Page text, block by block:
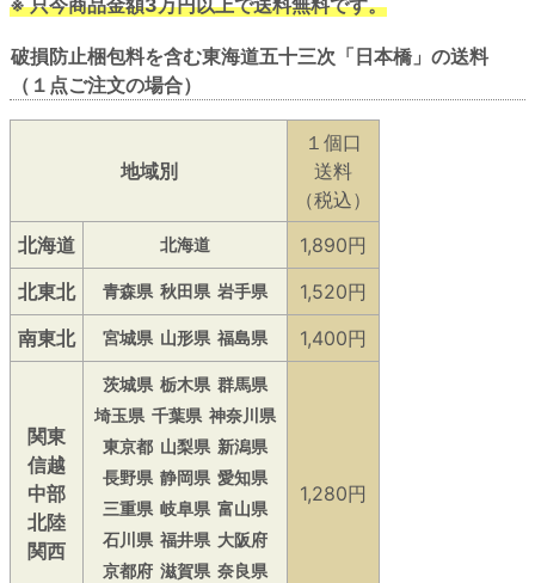
※ 只今商品金額3万円以上で送料無料です。
破損防止梱包料を含む東海道五十三次「日本橋」の送料
（１点ご注文の場合）
地域別
１個口
送料
（税込）
北海道
北海道
1,890円
北東北
青森県 秋田県 岩手県
1,520円
南東北
宮城県 山形県 福島県 1,400円
関東
信越
中部
北陸
関西
茨城県 栃木県 群馬県
埼玉県 千葉県 神奈川県
東京都 山梨県 新潟県
長野県 静岡県 愛知県
三重県 岐阜県 富山県
石川県 福井県 大阪府
京都府 滋賀県 奈良県
1,280円